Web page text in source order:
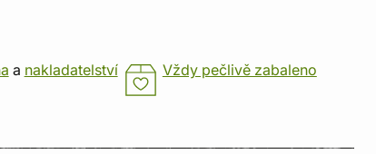
a nakladatelství Vždy pečlivě zabaleno